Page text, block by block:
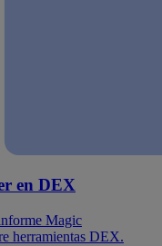
en DEX
Magic
herramientas DEX.